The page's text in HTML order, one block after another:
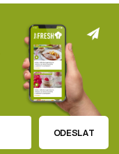
ODESLAT